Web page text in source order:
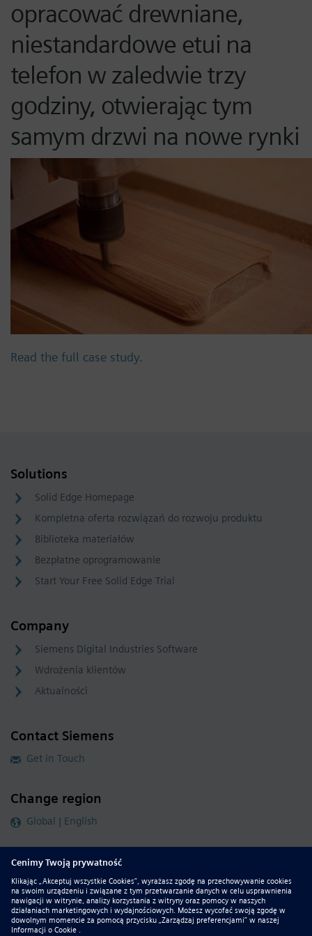
opracować drewniane,
niestandardowe etui na
telefon w zaledwie trzy
godziny, otwierając tym
samym drzwi na nowe rynki
Read the full case study.
Solutions
Solid Edge Homepage
Kompletna oferta rozwiązań do rozwoju produktu
Biblioteka materiałów
Bezpłatne oprogramowanie
Start Your Free Solid Edge Trial
Company
Siemens Digital Industries Software
Wdrożenia klientów
Aktualności
Contact Siemens
Get in Touch
Change region
Global | English
Follow our global channels